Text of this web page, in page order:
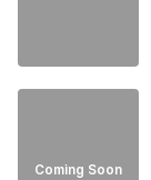
Coming Soon